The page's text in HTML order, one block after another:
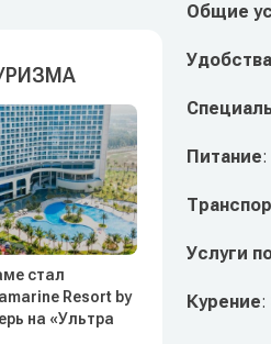
стал
Resort by
на «Ультра
Общие
Питание
Услуги
Курение: